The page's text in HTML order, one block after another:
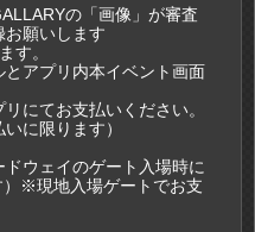
の「画像」が審査
お願いします
す。
アプリ内本イベント画面
にてお支払いください。
に限ります）
ウェイのゲート入場時に
※現地入場ゲートでお支